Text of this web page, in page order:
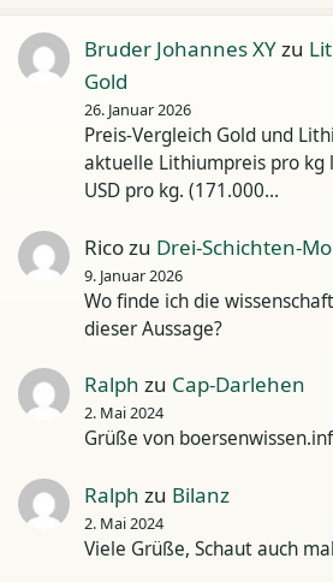
Bruder Johannes XYzu
Gold
26. Januar 2026
Preis-Vergleich Gold und
aktuelle Lithiumpreis pro kg
USD pro kg. (171.000…
Ricozu Drei-Schichten-
9. Januar 2026
Wo finde ich die
dieser Aussage?
Ralph zu Cap-Darlehen
2. Mai 2024
Grüße von
Ralph zu Bilanz
2. Mai 2024
Viele Grüße, Schaut auch